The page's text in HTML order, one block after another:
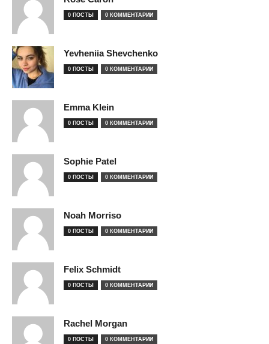
0 ПОСТЫ 0 КОММЕНТАРИИ
Yevheniia Shevchenko
0 ПОСТЫ 0 КОММЕНТАРИИ
Emma Klein
0 ПОСТЫ 0 КОММЕНТАРИИ
Sophie Patel
0 ПОСТЫ 0 КОММЕНТАРИИ
Noah Morriso
0 ПОСТЫ 0 КОММЕНТАРИИ
Felix Schmidt
0 ПОСТЫ 0 КОММЕНТАРИИ
Rachel Morgan
0 ПОСТЫ 0 КОММЕНТАРИИ